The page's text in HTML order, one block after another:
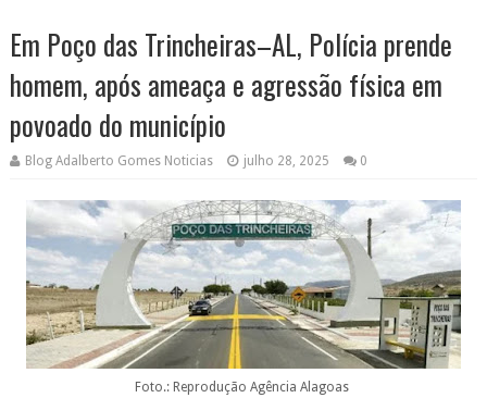
Em Poço das Trincheiras–AL, Polícia prende
homem, após ameaça e agressão física em
povoado do município
Blog Adalberto Gomes Noticias julho 28, 2025 0
Foto.: Reprodução Agência Alagoas